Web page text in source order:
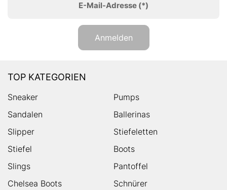
E-Mail-Adresse (*)
Anmelden
TOP KATEGORIEN
Sneaker
Pumps
Sandalen
Ballerinas
Slipper
Stiefeletten
Stiefel
Boots
Slings
Pantoffel
Chelsea Boots
Schnürer